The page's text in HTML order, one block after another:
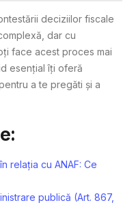
deciziilor fiscale
dar cu
face acest proces mai
esențial îți oferă
a te pregăti și a
relația cu ANAF: Ce
publică (Art. 867,